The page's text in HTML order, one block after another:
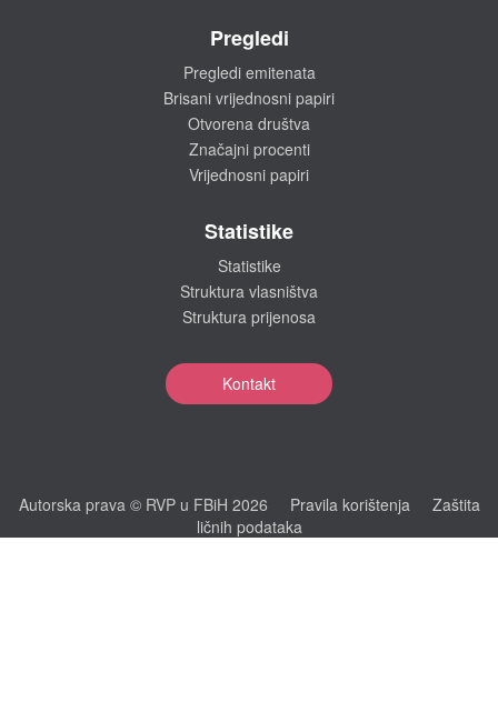
Pregledi
Pregledi emitenata
Brisani vrijednosni papiri
Otvorena društva
Značajni procenti
Vrijednosni papiri
Statistike
Statistike
Struktura vlasništva
Struktura prijenosa
Kontakt
Autorska prava © RVP u FBiH 2026 Pravila korištenja
Zaštita
ličnih podataka